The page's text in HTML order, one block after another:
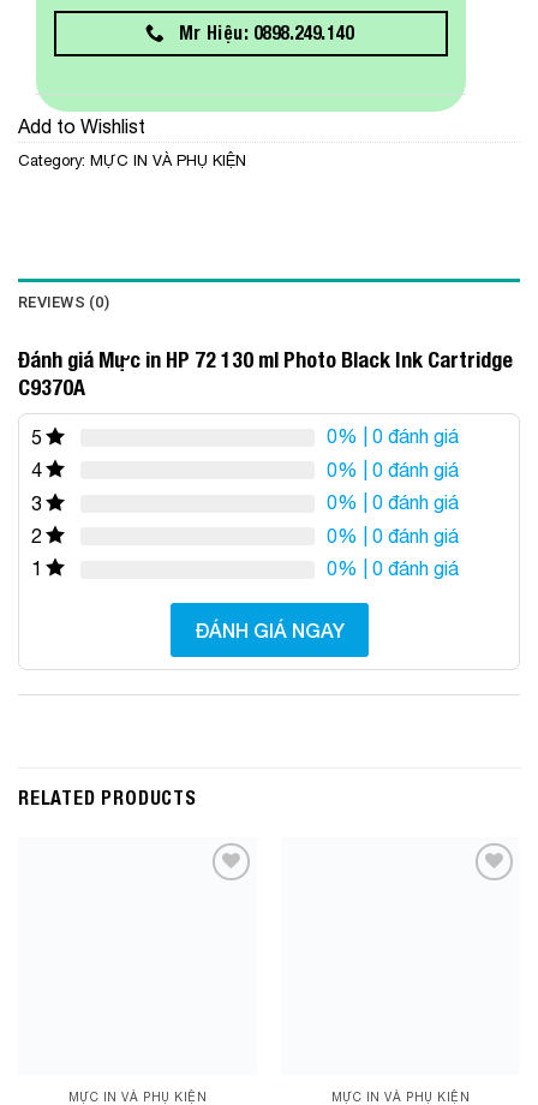
Mr Hiệu: 0898.249.140
Add to Wishlist
Category: MỰC IN VÀ PHỤ KIỆN
REVIEWS (0)
Đánh giá Mực in HP 72 130 ml Photo Black Ink Cartridge
C9370A
5 0% | 0 đánh giá
4
0% | 0 đánh giá
3
0% | 0 đánh giá
2
0% | 0 đánh giá
1
0% | 0 đánh giá
ĐÁNH GIÁ NGAY
RELATED PRODUCTS
MỰC IN VÀ PHỤ KIỆN MỰC IN VÀ PHỤ KIỆN